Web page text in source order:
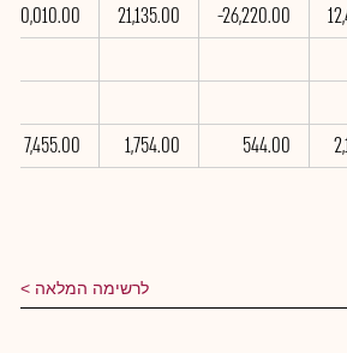
-26,220.00
21,135.00
120,010.00
544.00
1,754.00
7,455.00
לרשימה המלאה